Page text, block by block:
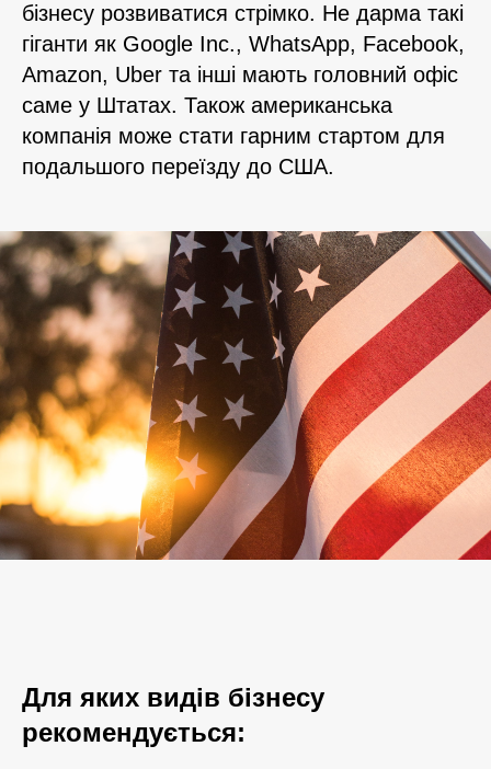
бізнесу розвиватися стрімко. Не дарма такі
гіганти як Google Inc., WhatsApp, Facebook,
Amazon, Uber та інші мають головний офіс
саме у Штатах. Також американська
компанія може стати гарним стартом для
подальшого переїзду до США.
Для яких видів бізнесу
рекомендується: